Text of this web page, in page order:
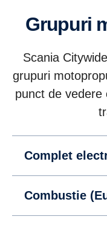
Scania
grupuri
punct de vedere
Complet
Combustie